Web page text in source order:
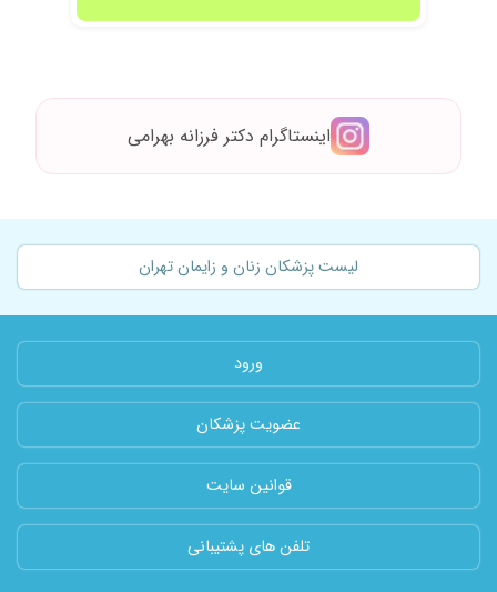
اینستاگرام دکتر فرزانه بهرامی
لیست پزشکان زنان و زایمان تهران
ورود
عضویت پزشکان
قوانین سایت
تلفن های پشتیبانی